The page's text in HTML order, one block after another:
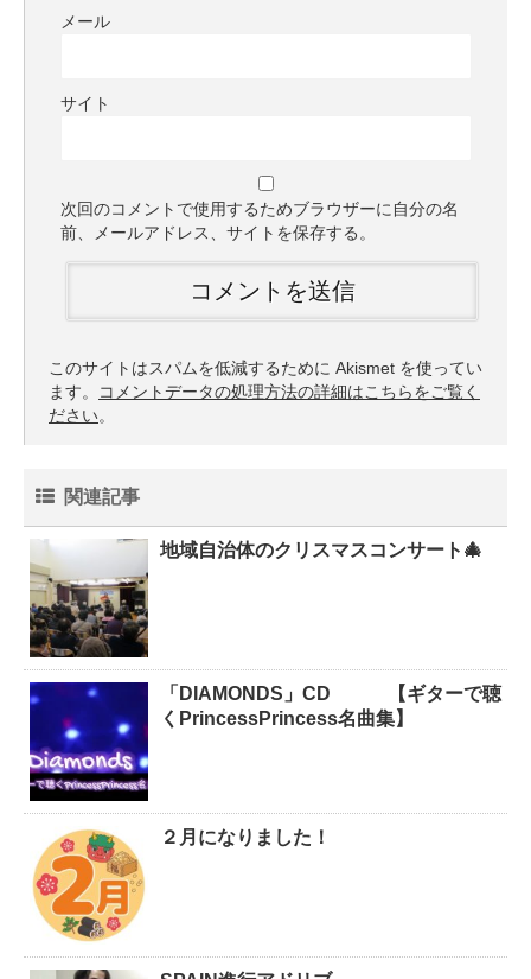
メール
サイト
次回のコメントで使用するためブラウザーに自分の名
前、メールアドレス、サイトを保存する。
このサイトはスパムを低減するために Akismet を使ってい
ます。
コメントデータの処理方法の詳細はこちらをご覧く
ださい。
関連記事
地域自治体のクリスマスコンサート🎄
「DIAMONDS」CD 【ギターで聴
くPrincessPrincess名曲集】
２月になりました！